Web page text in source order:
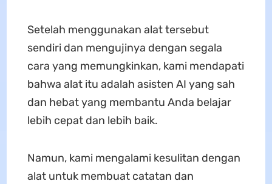
Setelah menggunakan alat tersebut
sendiri dan mengujinya dengan segala
cara yang memungkinkan, kami mendapati
bahwa alat itu adalah asisten AI yang sah
dan hebat yang membantu Anda belajar
lebih cepat dan lebih baik.
Namun, kami mengalami kesulitan dengan
alat untuk membuat catatan dan